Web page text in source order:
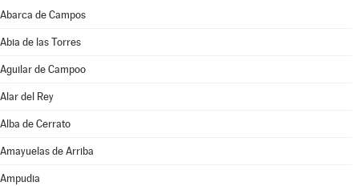
Abarca de Campos
Abia de las Torres
Aguilar de Campoo
Alar del Rey
Alba de Cerrato
Amayuelas de Arriba
Ampudia